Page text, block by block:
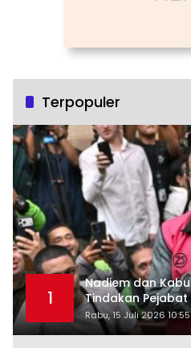
Terpopuler
1
Nadiem dan
Tindakan Pejabat
Rabu, 15 Juli 2026 10:55